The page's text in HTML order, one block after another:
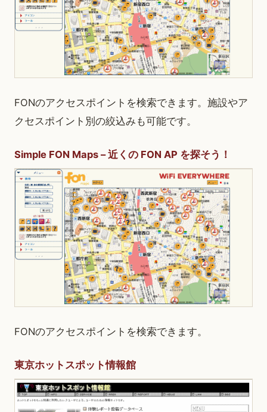
FONのアクセスポイントを検索できます。施設やア
クセスポイント別の絞込みも可能です。
Simple FON Maps – 近くの FON AP を探そう！
FONのアクセスポイントを検索できます。
東京ホットスポット情報館